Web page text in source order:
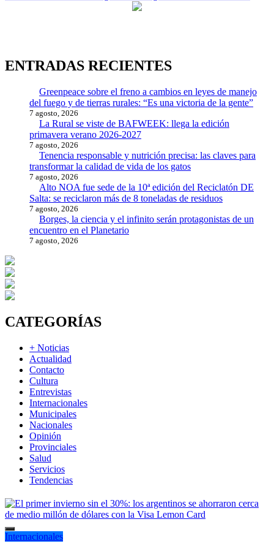
ENTRADAS RECIENTES
Greenpeace sobre el freno a cambios en leyes de manejo
del fuego y de tierras rurales: “Es una victoria de la gente”
7 agosto, 2026
La Rural se viste de BAFWEEK: llega la edición
primavera verano 2026-2027
7 agosto, 2026
Tenencia responsable y nutrición precisa: las claves para
transformar la calidad de vida de los gatos
7 agosto, 2026
Alto NOA fue sede de la 10ª edición del Reciclatón DE
Salta: se reciclaron más de 8 toneladas de residuos
7 agosto, 2026
Borges, la ciencia y el infinito serán protagonistas de un
encuentro en el Planetario
7 agosto, 2026
CATEGORÍAS
+ Noticias
Actualidad
Contacto
Cultura
Entrevistas
Internacionales
Municipales
Nacionales
Opinión
Provinciales
Salud
Servicios
Tendencias
Internacionales